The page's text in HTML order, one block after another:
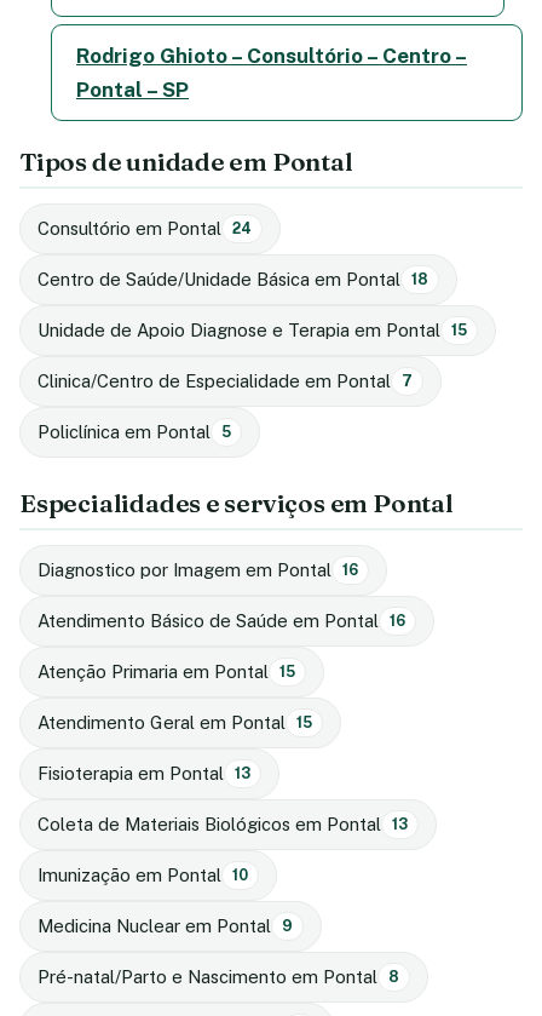
Rodrigo Ghioto – Consultório – Centro –
Pontal – SP
Tipos de unidade em Pontal
Consultório em Pontal 24
Centro de Saúde/Unidade Básica em Pontal 18
Unidade de Apoio Diagnose e Terapia em Pontal 15
Clinica/Centro de Especialidade em Pontal 7
Policlínica em Pontal 5
Especialidades e serviços em Pontal
Diagnostico por Imagem em Pontal 16
Atendimento Básico de Saúde em Pontal 16
Atenção Primaria em Pontal 15
Atendimento Geral em Pontal 15
Fisioterapia em Pontal 13
Coleta de Materiais Biológicos em Pontal 13
Imunização em Pontal 10
Medicina Nuclear em Pontal 9
Pré-natal/Parto e Nascimento em Pontal 8